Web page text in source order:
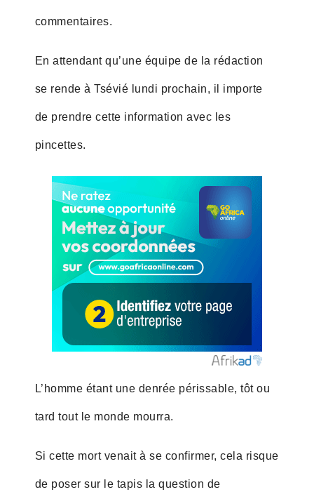
commentaires.
En attendant qu’une équipe de la rédaction
se rende à Tsévié lundi prochain, il importe
de prendre cette information avec les
pincettes.
L’homme étant une denrée périssable, tôt ou
tard tout le monde mourra.
Si cette mort venait à se confirmer, cela risque
de poser sur le tapis la question de